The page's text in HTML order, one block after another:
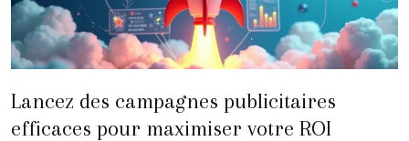
Lancez des campagnes publicitaires
efficaces pour maximiser votre ROI